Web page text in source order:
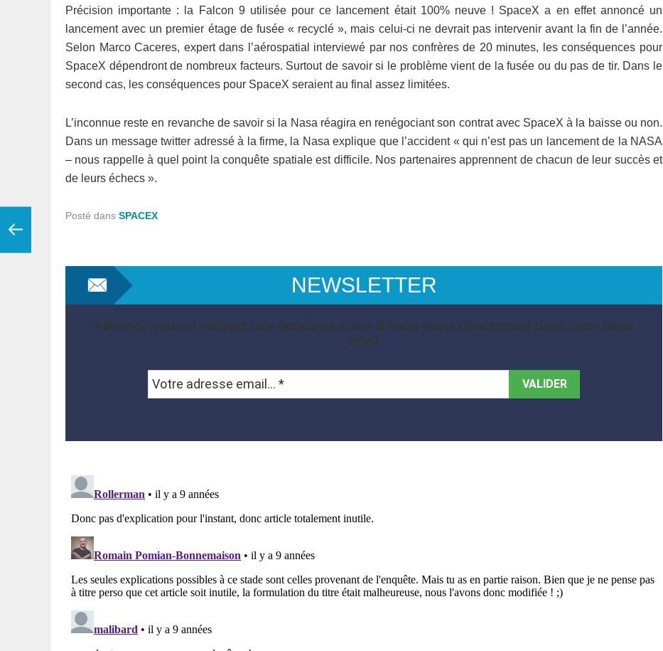
Précision importante : la Falcon 9 utilisée pour ce lancement était 100% neuve ! SpaceX a en effet annoncé un
lancement avec un premier étage de fusée « recyclé », mais celui-ci ne devrait pas intervenir avant la fin de l’année.
Selon Marco Caceres, expert dans l’aérospatial interviewé par nos confrères de 20 minutes, les conséquences pour
SpaceX dépendront de nombreux facteurs. Surtout de savoir si le problème vient de la fusée ou du pas de tir. Dans le
second cas, les conséquences pour SpaceX seraient au final assez limitées.
L’inconnue reste en revanche de savoir si la Nasa réagira en renégociant son contrat avec SpaceX à la baisse ou non.
Dans un message twitter adressé à la firme, la Nasa explique que l’accident « qui n’est pas un lancement de la NASA
– nous rappelle à quel point la conquête spatiale est difficile. Nos partenaires apprennent de chacun de leur succès et
de leurs échecs ».
Posté dans SPACEX
NEWSLETTER
Abonnez-vous et recevez nos dernières actus & bons plans directement dans votre boite
email.